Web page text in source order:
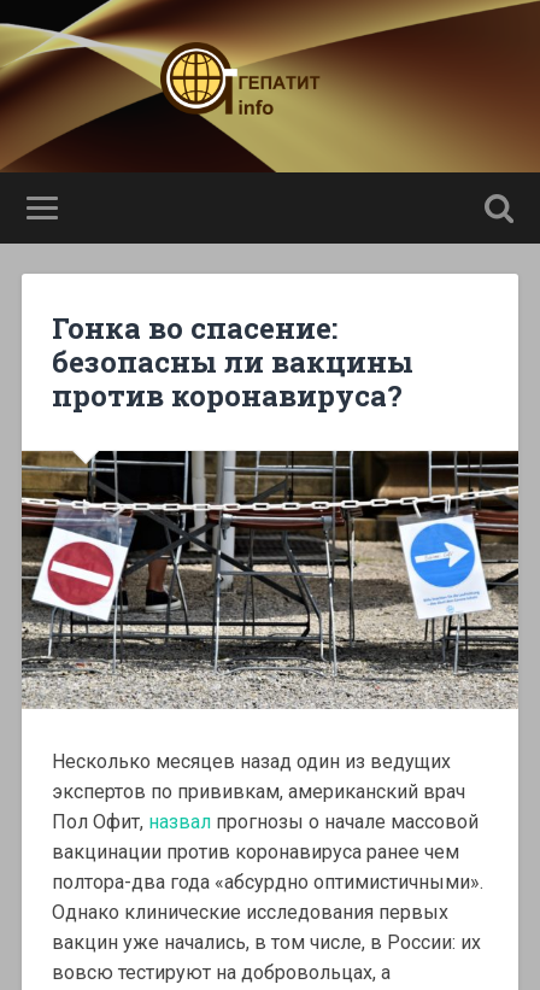
Гонка во спасение:
безопасны ли вакцины
против коронавируса?
Несколько месяцев назад один из ведущих
экспертов по прививкам, американский врач
Пол Офит, назвалпрогнозы о начале массовой
вакцинации против коронавируса ранее чем
полтора-два года «абсурдно оптимистичными».
Однако клинические исследования первых
вакцин уже начались, в том числе, в России: их
вовсю тестируют на добровольцах, а